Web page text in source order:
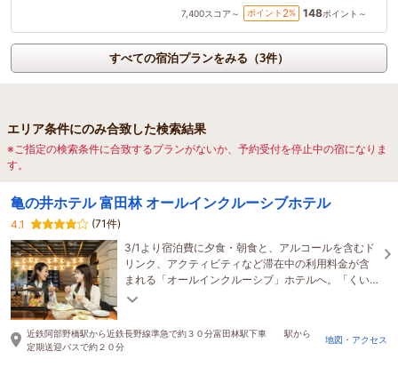
7,400スコア～ ポイント 2% 148ポイント～
すべての宿泊プランをみる（3件）
エリア条件にのみ合致した検索結果
※ご指定の検索条件に合致するプランがないか、予約受付を停止中の宿になりま
す。
亀の井ホテル 富田林 オールインクルーシブホテル
4.1
(71件)
3/1より宿泊費に夕食・朝食と、アルコールを含むド
リンク、アクティビティなど滞在中の利用料金が含
まれる「オールインクルーシブ」ホテルへ。「くい
だおれ満喫ホテル」としてお楽しみください。
近鉄阿部野橋駅から近鉄長野線準急で約３０分富田林駅下車 駅から
定期送迎バスで約２０分
地図・アクセス